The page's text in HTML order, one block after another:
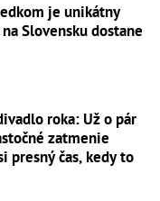
je unikátny
Slovensku dostane
roka: Už o pár
zatmenie
presný čas, kedy to